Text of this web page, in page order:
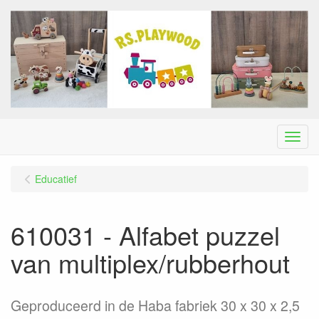
Menu
Educatief
610031 - Alfabet puzzel
van multiplex/rubberhout
Geproduceerd in de Haba fabriek 30 x 30 x 2,5